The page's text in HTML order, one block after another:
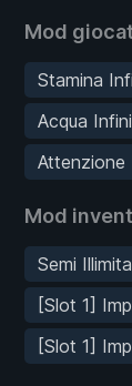
Mod
Stamina
Acqua
Attenzione
Mod
Semi
[Slot 1]
[Slot 1]